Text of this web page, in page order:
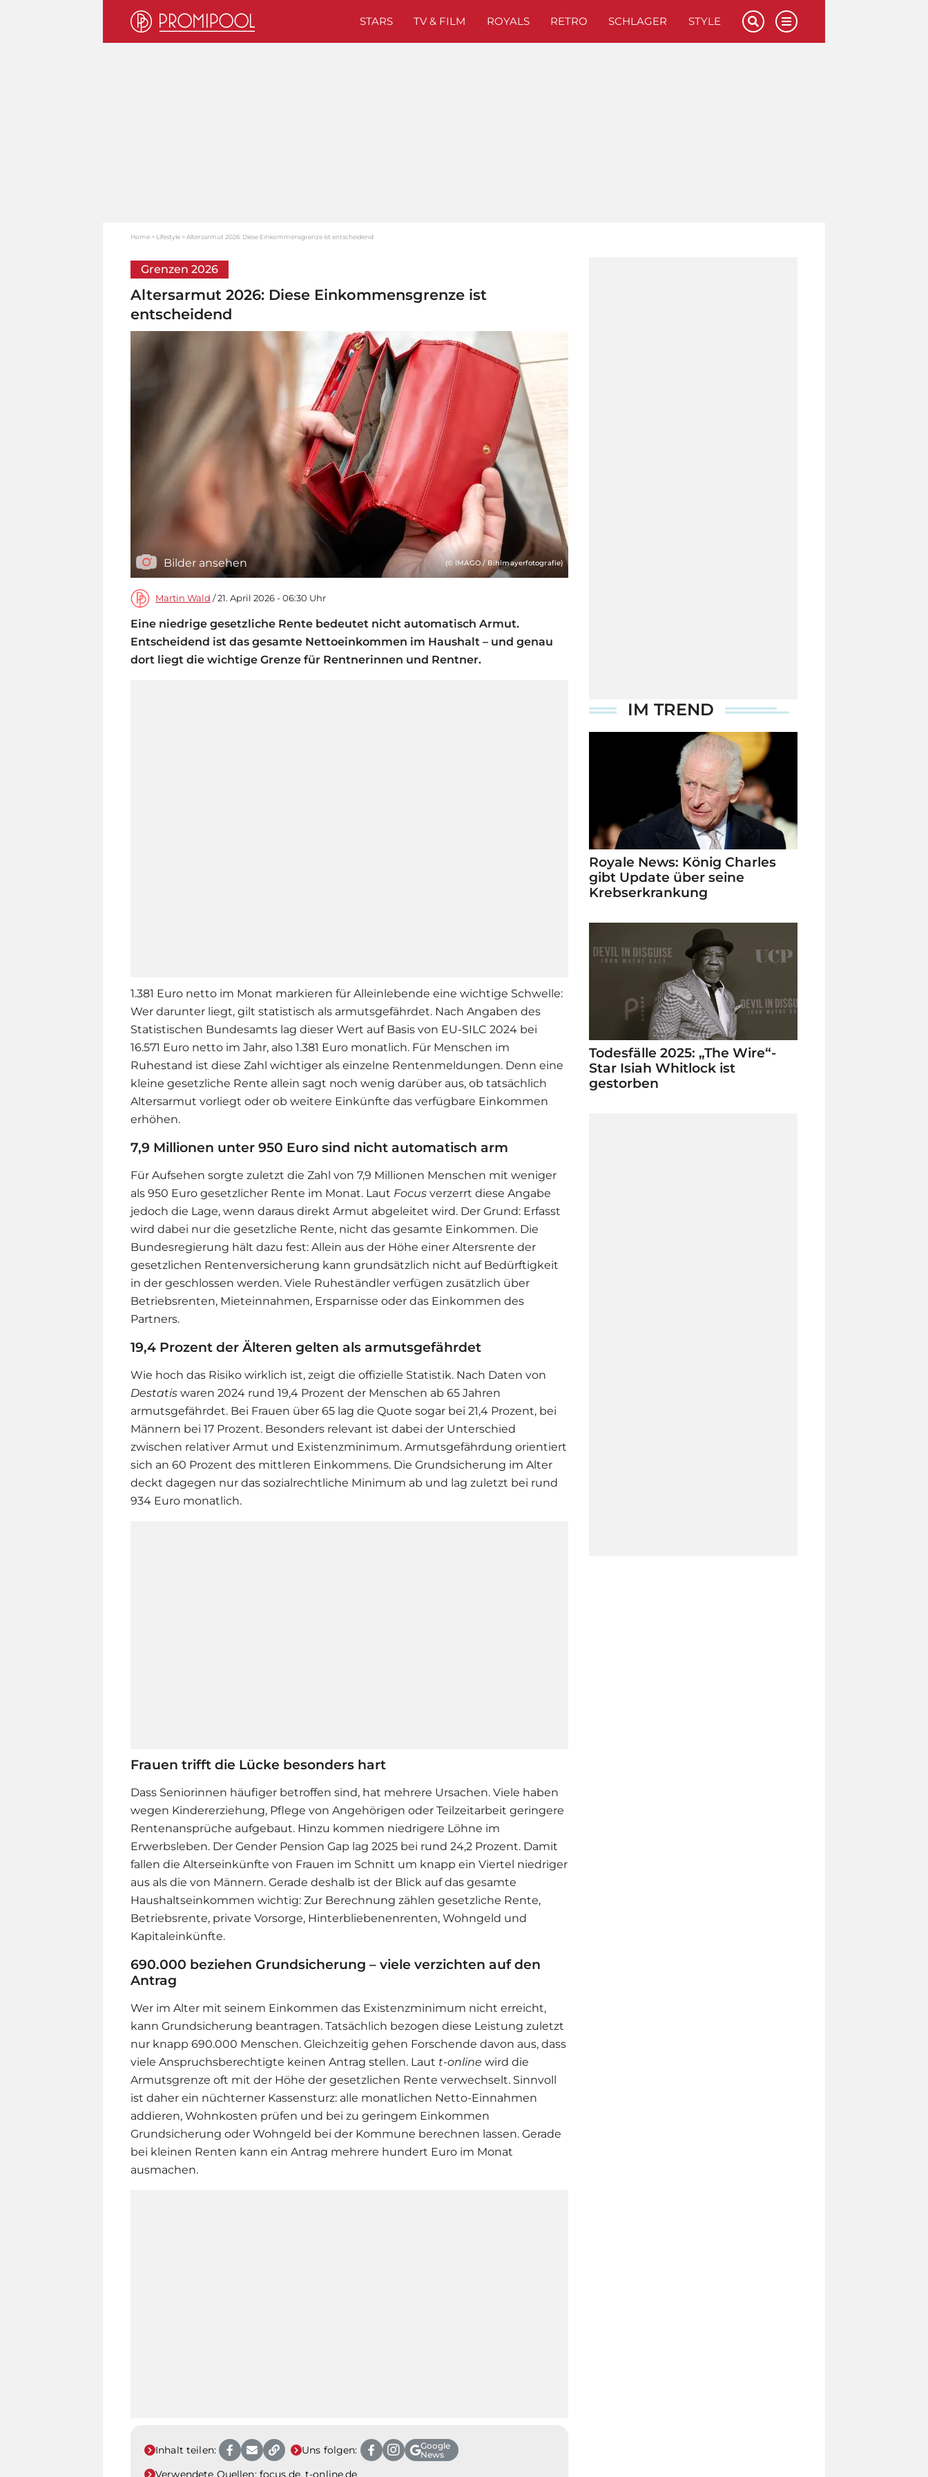
STARS TV & FILM ROYALS RETRO SCHLAGER STYLE
Home Lifestyle Altersarmut 2026: Diese Einkommensgrenze ist entscheidend
Grenzen 2026
Altersarmut 2026: Diese Einkommensgrenze ist
entscheidend
Bilder ansehen (© IMAGO / Bihlmayerfotografie)
Martin Wald / 21. April 2026 - 06:30 Uhr
Eine niedrige gesetzliche Rente bedeutet nicht automatisch Armut.
Entscheidend ist das gesamte Nettoeinkommen im Haushalt – und genau
dort liegt die wichtige Grenze für Rentnerinnen und Rentner.
1.381 Euro netto im Monat markieren für Alleinlebende eine wichtige Schwelle:
Wer darunter liegt, gilt statistisch als armutsgefährdet. Nach Angaben des
Statistischen Bundesamts lag dieser Wert auf Basis von EU-SILC 2024 bei
16.571 Euro netto im Jahr, also 1.381 Euro monatlich. Für Menschen im
Ruhestand ist diese Zahl wichtiger als einzelne Rentenmeldungen. Denn eine
kleine gesetzliche Rente allein sagt noch wenig darüber aus, ob tatsächlich
Altersarmut vorliegt oder ob weitere Einkünfte das verfügbare Einkommen
erhöhen.
7,9 Millionen unter 950 Euro sind nicht automatisch arm
Für Aufsehen sorgte zuletzt die Zahl von 7,9 Millionen Menschen mit weniger
als 950 Euro gesetzlicher Rente im Monat. Laut Focus verzerrt diese Angabe
jedoch die Lage, wenn daraus direkt Armut abgeleitet wird. Der Grund: Erfasst
wird dabei nur die gesetzliche Rente, nicht das gesamte Einkommen. Die
Bundesregierung hält dazu fest: Allein aus der Höhe einer Altersrente der
gesetzlichen Rentenversicherung kann grundsätzlich nicht auf Bedürftigkeit
in der geschlossen werden. Viele Ruheständler verfügen zusätzlich über
Betriebsrenten, Mieteinnahmen, Ersparnisse oder das Einkommen des
Partners.
19,4 Prozent der Älteren gelten als armutsgefährdet
Wie hoch das Risiko wirklich ist, zeigt die offizielle Statistik. Nach Daten von
Destatis waren 2024 rund 19,4 Prozent der Menschen ab 65 Jahren
armutsgefährdet. Bei Frauen über 65 lag die Quote sogar bei 21,4 Prozent, bei
Männern bei 17 Prozent. Besonders relevant ist dabei der Unterschied
zwischen relativer Armut und Existenzminimum. Armutsgefährdung orientiert
sich an 60 Prozent des mittleren Einkommens. Die Grundsicherung im Alter
deckt dagegen nur das sozialrechtliche Minimum ab und lag zuletzt bei rund
934 Euro monatlich.
Frauen trifft die Lücke besonders hart
Dass Seniorinnen häufiger betroffen sind, hat mehrere Ursachen. Viele haben
wegen Kindererziehung, Pflege von Angehörigen oder Teilzeitarbeit geringere
Rentenansprüche aufgebaut. Hinzu kommen niedrigere Löhne im
Erwerbsleben. Der Gender Pension Gap lag 2025 bei rund 24,2 Prozent. Damit
fallen die Alterseinkünfte von Frauen im Schnitt um knapp ein Viertel niedriger
aus als die von Männern. Gerade deshalb ist der Blick auf das gesamte
Haushaltseinkommen wichtig: Zur Berechnung zählen gesetzliche Rente,
Betriebsrente, private Vorsorge, Hinterbliebenenrenten, Wohngeld und
Kapitaleinkünfte.
690.000 beziehen Grundsicherung – viele verzichten auf den
Antrag
Wer im Alter mit seinem Einkommen das Existenzminimum nicht erreicht,
kann Grundsicherung beantragen. Tatsächlich bezogen diese Leistung zuletzt
nur knapp 690.000 Menschen. Gleichzeitig gehen Forschende davon aus, dass
viele Anspruchsberechtigte keinen Antrag stellen. Laut t-online wird die
Armutsgrenze oft mit der Höhe der gesetzlichen Rente verwechselt. Sinnvoll
ist daher ein nüchterner Kassensturz: alle monatlichen Netto-Einnahmen
addieren, Wohnkosten prüfen und bei zu geringem Einkommen
Grundsicherung oder Wohngeld bei der Kommune berechnen lassen. Gerade
bei kleinen Renten kann ein Antrag mehrere hundert Euro im Monat
ausmachen.
Inhalt teilen: Uns folgen:
Google
News
Verwendete Quellen: focus.de, t-online.de
IM TREND
Royale News: König Charles
gibt Update über seine
Krebserkrankung
Todesfälle 2025: „The Wire“-
Star Isiah Whitlock ist
gestorben